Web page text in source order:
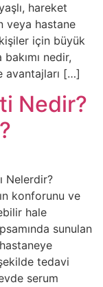
hareket
veya hastane
için büyük
nedir,
avantajları […]
Nedir?
Nelerdir?
konforunu ve
hale
sunulan
tedavi
serum